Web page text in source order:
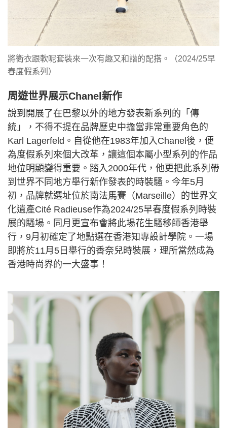
將衛衣跟軟呢套裝來一次有趣又和諧的配搭。（2024/25早
春度假系列）
周遊世界展示Chanel新作
說到開展了在巴黎以外的地方發表新系列的「傳
統」，不得不提在品牌歷史中擔當非常重要角色的
Karl Lagerfeld。自從他在1983年加入Chanel後，便
為度假系列來個大改革，讓這個本屬小型系列的作品
地位明顯變得重要。踏入2000年代，他更把此系列帶
到世界不同地方舉行新作發表的時裝騷。今年5月
初，品牌就選址位於南法馬賽（Marseille）的世界文
化遺產Cité Radieuse作為2024/25早春度假系列時裝
展的騷場。同月更宣布會將此場花生騷移師香港舉
行，9月初確定了地點選在香港知專設計學院。一場
即將於11月5日舉行的香奈兒時裝展，理所當然成為
香港時尚界的一大盛事！